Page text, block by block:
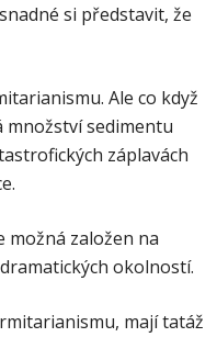
si představit, že
Ale co když
množství sedimentu
záplavách
možná založen na
okolností.
mají tatáž